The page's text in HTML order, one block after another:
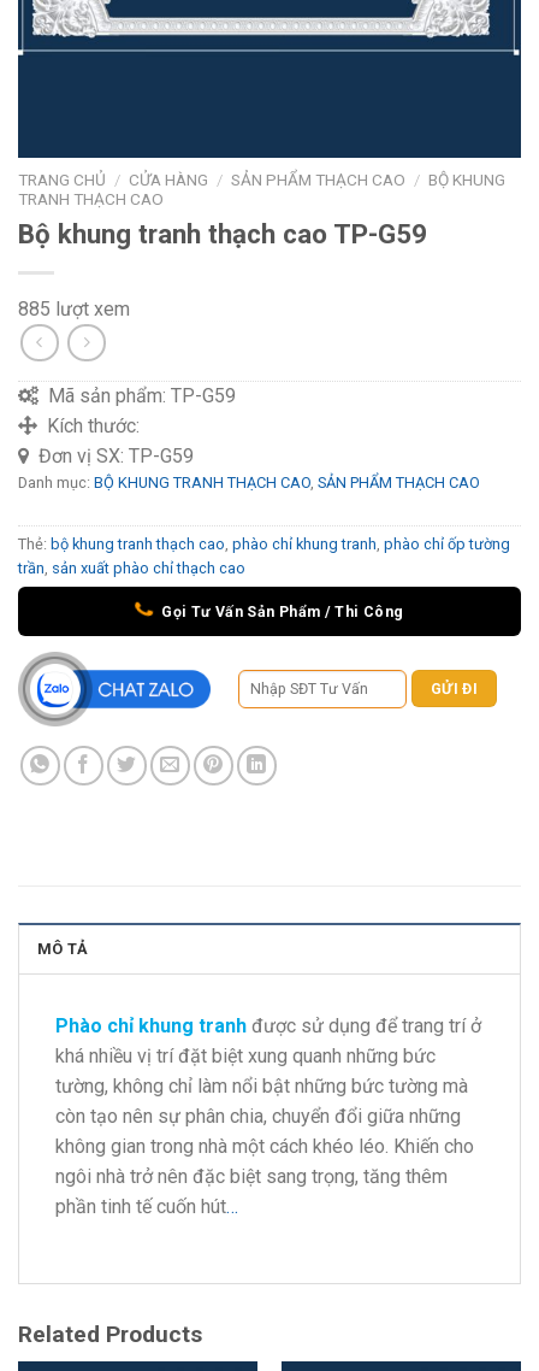
TRANG CHỦ / CỬA HÀNG / SẢN PHẨM THẠCH CAO / BỘ KHUNG
TRANH THẠCH CAO
Bộ khung tranh thạch cao TP-G59
885 lượt xem
Mã sản phẩm: TP-G59
Kích thước:
Đơn vị SX: TP-G59
Danh mục: BỘ KHUNG TRANH THẠCH CAO, SẢN PHẨM THẠCH CAO
Thẻ: bộ khung tranh thạch cao, phào chỉ khung tranh, phào chỉ ốp tường
trần, sản xuất phào chỉ thạch cao
Gọi Tư Vấn Sản Phẩm / Thi Công
MÔ TẢ
Phào chỉ khung tranh được sử dụng để trang trí ở
khá nhiều vị trí đặt biệt xung quanh những bức
tường, không chỉ làm nổi bật những bức tường mà
còn tạo nên sự phân chia, chuyển đổi giữa những
không gian trong nhà một cách khéo léo. Khiến cho
ngôi nhà trở nên đặc biệt sang trọng, tăng thêm
phần tinh tế cuốn hút…
Related Products